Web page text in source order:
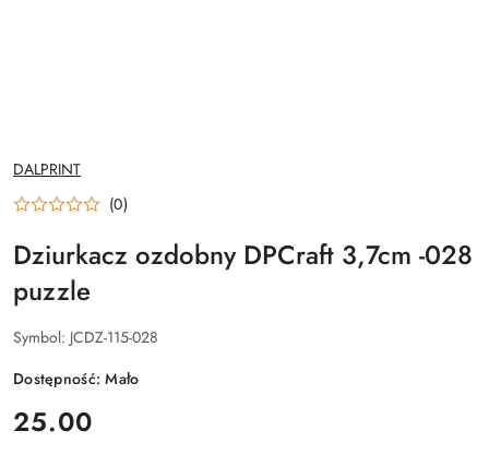
NAZWA
PRODUCENTA:
DALPRINT
(0)
Dziurkacz ozdobny DPCraft 3,7cm -028
puzzle
Symbol: JCDZ-115-028
Dostępność:Mało
cena:
25.00